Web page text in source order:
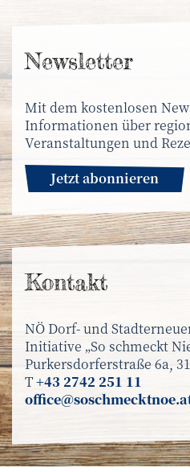
News­letter
Mit dem kostenlosen
Informationen über
Veranstaltungen und
Jetzt abonnieren
Kontakt
NÖ Dorf- und
Initiative „So schmeckt
Purkersdorferstraße 6a,
T+43 2742 251 11